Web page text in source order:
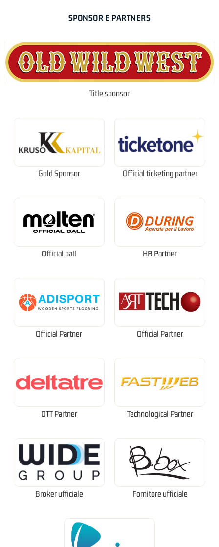
SPONSOR E PARTNERS
Title sponsor
Gold Sponsor Official ticketing partner
Official ball HR Partner
Official Partner Official Partner
OTT Partner Technological Partner
Broker ufficiale Fornitore ufficiale